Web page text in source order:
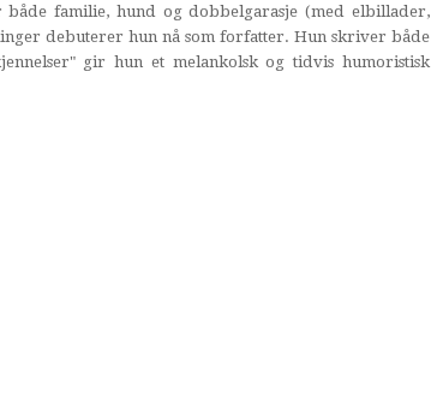
familie, hund og dobbelgarasje (med elbillader,
debuterer hun nå som forfatter. Hun skriver både
gir hun et melankolsk og tidvis humoristisk